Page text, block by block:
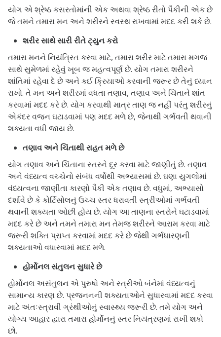
યોગ એ શ્રેષ્ઠ કસરતોમાંની એક અથવા શ્રેષ્ઠ રીતો પૈકીની એક છે
જે તમને તમારા મન અને શરીરને સ્વસ્થ રાખવામાં મદદ કરી શકે છે.
શરીર સાથે સારી રીતે ટ્યુન કરો
તમારા મનને નિયંત્રિત કરવા માટે, તમારા શરીર માટે તમારા મગજ
સાથે સુમેળમાં રહેવું ખૂબ જ મહત્વપૂર્ણ છે. યોગ તમારા શરીરને
શાંતિમાં રહેવા દે છે અને કઈ ક્રિયાઓ કરવાની જરૂર છે તેનું ધ્યાન
રાખો. તે મન અને શરીરમાં વધતા તણાવ, તણાવ અને ચિંતાને શાંત
કરવામાં મદદ કરે છે. યોગ કરવાથી માત્ર તાણ જ નહીં પરંતુ શરીરનું
એકંદર વજન ઘટાડવામાં પણ મદદ મળે છે, જેનાથી ગર્ભવતી થવાની
શક્યતા વધી જાય છે.
તણાવ અને ચિંતાથી રાહત મળે છે
યોગ તણાવ અને ચિંતાના સ્તરને દૂર કરવા માટે જાણીતું છે. તણાવ
અને વંધ્યત્વ વચ્ચેનો સંબંધ વર્ષોથી અભ્યાસમાં છે. ઘણા યુગલોમાં
વંધ્યત્વના જાણીતા કારણો પૈકી એક તણાવ છે. વધુમાં, અભ્યાસો
દર્શાવે છે કે કોર્ટિસોલનું ઉચ્ચ સ્તર ધરાવતી સ્ત્રીઓમાં ગર્ભવતી
થવાની શક્યતા ઓછી હોય છે. યોગ આ તાણના સ્તરોને ઘટાડવામાં
મદદ કરે છે અને તમને તમારા મન તેમજ શરીરને આરામ કરવા માટે
જરૂરી શક્તિ પ્રાપ્ત કરવામાં મદદ કરે છે જેથી ગર્ભધારણની
શક્યતાઓ વધારવામાં મદદ મળે.
હોર્મોનલ સંતુલન સુધારે છે
હોર્મોનલ અસંતુલન એ પુરુષો અને સ્ત્રીઓ બંનેમાં વંધ્યત્વનું
સામાન્ય કારણ છે. પ્રજનનની શક્યતાઓને સુધારવામાં મદદ કરવા
માટે અંતઃસ્ત્રાવી ગ્રંથીઓનું સ્વાસ્થ્ય જરૂરી છે. તમે યોગ અને
યોગ્ય આહાર દ્વારા તમારા હોર્મોનનું સ્તર નિયંત્રણમાં રાખી શકો
છો.